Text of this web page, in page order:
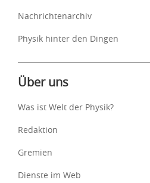
Nachrichtenarchiv
Physik hinter den Dingen
Über uns
Was ist Welt der Physik?
Redaktion
Gremien
Dienste im Web